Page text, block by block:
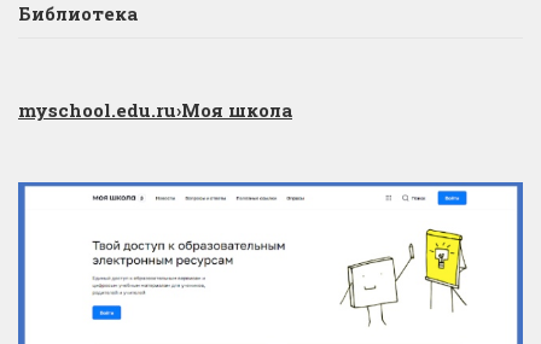
Библиотека
myschool.edu.ru›Моя школа